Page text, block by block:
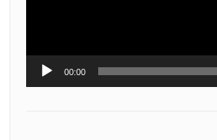
00:00